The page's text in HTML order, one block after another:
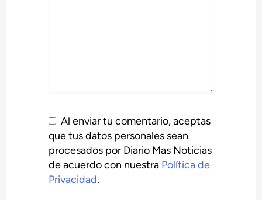
Al enviar tu comentario, aceptas
que tus datos personales sean
procesados por Diario Mas Noticias
de acuerdo con nuestra Política de
Privacidad.